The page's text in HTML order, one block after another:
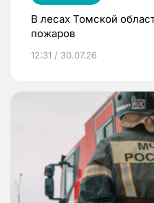
В лесах Томской
пожаров
12:31 / 30.07.26